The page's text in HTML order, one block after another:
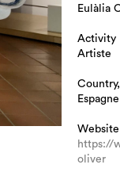
Eulàlia
Activity
Artiste
Espagne
Website
https://
oliver